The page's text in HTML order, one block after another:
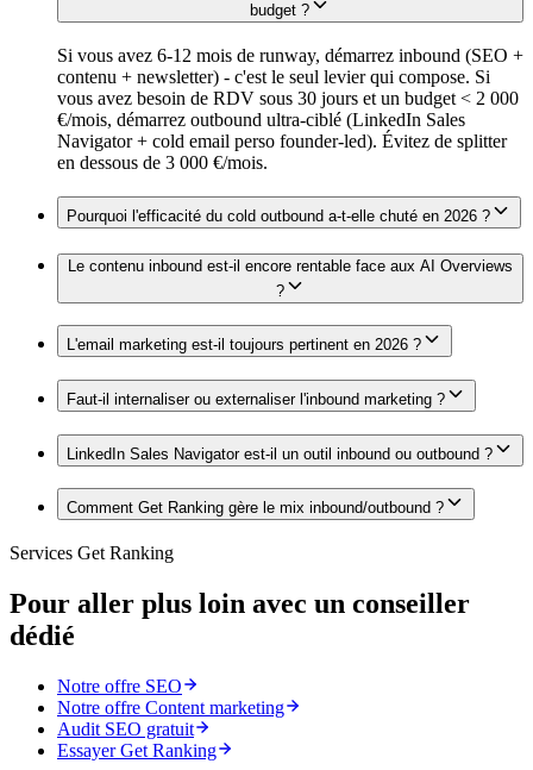
budget ?
Si vous avez 6-12 mois de runway, démarrez inbound (SEO +
contenu + newsletter) - c'est le seul levier qui compose. Si
vous avez besoin de RDV sous 30 jours et un budget < 2 000
€/mois, démarrez outbound ultra-ciblé (LinkedIn Sales
Navigator + cold email perso founder-led). Évitez de splitter
en dessous de 3 000 €/mois.
Pourquoi l'efficacité du cold outbound a-t-elle chuté en 2026 ?
Le contenu inbound est-il encore rentable face aux AI Overviews
?
L'email marketing est-il toujours pertinent en 2026 ?
Faut-il internaliser ou externaliser l'inbound marketing ?
LinkedIn Sales Navigator est-il un outil inbound ou outbound ?
Comment Get Ranking gère le mix inbound/outbound ?
Services Get Ranking
Pour aller plus loin avec un conseiller
dédié
Notre offre SEO
Notre offre Content marketing
Audit SEO gratuit
Essayer Get Ranking